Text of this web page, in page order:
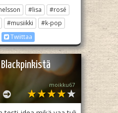
#lisa
#rosé
#musiikki
#k-pop
Twiittaa
moikku67